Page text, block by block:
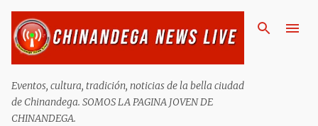
Eventos, cultura, tradición, noticias de la bella ciudad
de Chinandega. SOMOS LA PAGINA JOVEN DE
CHINANDEGA.